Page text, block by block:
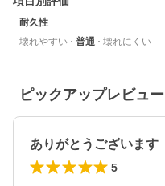
耐久性
壊れやすい
普通 壊れにくい
ピックアップレビュー
ありがとうございます
5